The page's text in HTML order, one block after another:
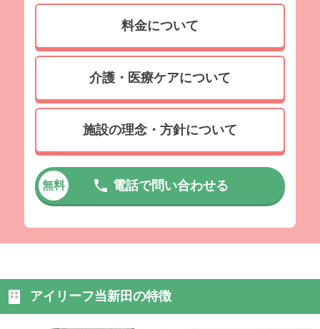
料金について
介護・医療ケアについて
施設の理念・方針について
無料 電話で問い合わせる
アイリーフ当新田の特徴